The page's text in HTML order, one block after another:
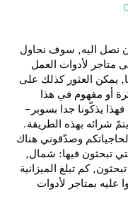
نصل اليه, سوف نحاول
متاجر لأدوات العمل
يمكن العثور كذلك على
أو مفهوم في هذا
يذكّونا جدا بسوبر-
شرائه بهذه الطريقة.
وصدّقوني هناك
تبحثون فيها: شمال,
كم تبلغ الميزانية
بمتاجر لأدوات